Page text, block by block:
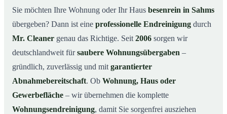
03Warum Mr. Cleaner in Sahms?
04So läuft die Endreinigung in Sahms ab
05Typische Anlässe für eine Endreinigung
07 Jetzt Angebot anfordern
08So sieht eine professionelle Endreinigung in
Sie möchten Ihre Wohnung oder Ihr Haus besenrein in Sahms
übergeben? Dann ist eine professionelle Endreinigung durch
Mr. Cleaner genau das Richtige. Seit 2006 sorgen wir
deutschlandweit fürsaubere Wohnungsübergaben –
gründlich, zuverlässig und mit garantierter
Abnahmebereitschaft. Ob Wohnung, Haus oder
Gewerbefläche – wir übernehmen die komplette
Wohnungsendreinigung, damit Sie sorgenfrei ausziehen